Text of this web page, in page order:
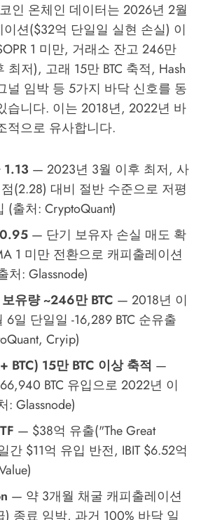
인 온체인 데이터는 2026년 2월
션($32억 단일일 실현 손실) 이
1 미만, 거래소 잔고 246만
최저), 고래 15만 BTC 축적, Hash
널 임박 등 5가지 바닥 신호를 동
습니다. 이는 2018년, 2022년 바
적으로 유사합니다.
— 2023년 3월 이후 최저, 사
(2.28) 대비 절반 수준으로 저평
(출처: CryptoQuant)
— 단기 보유자 손실 매도 확
1 미만 전환으로 캐피출레이션
처: Glassnode)
유량 ~246만 BTC — 2018년 이
일 단일일 -16,289 BTC 순유출
Cryip)
BTC) 15만 BTC 이상 축적 —
BTC 유입으로 2022년 이
: Glassnode)
— $38억 유출("The Great
간 $11억 유입 반전, IBIT $6.52억
— 약 3개월 채굴 캐피출레이션
) 종료 임박, 과거 100% 바닥 일